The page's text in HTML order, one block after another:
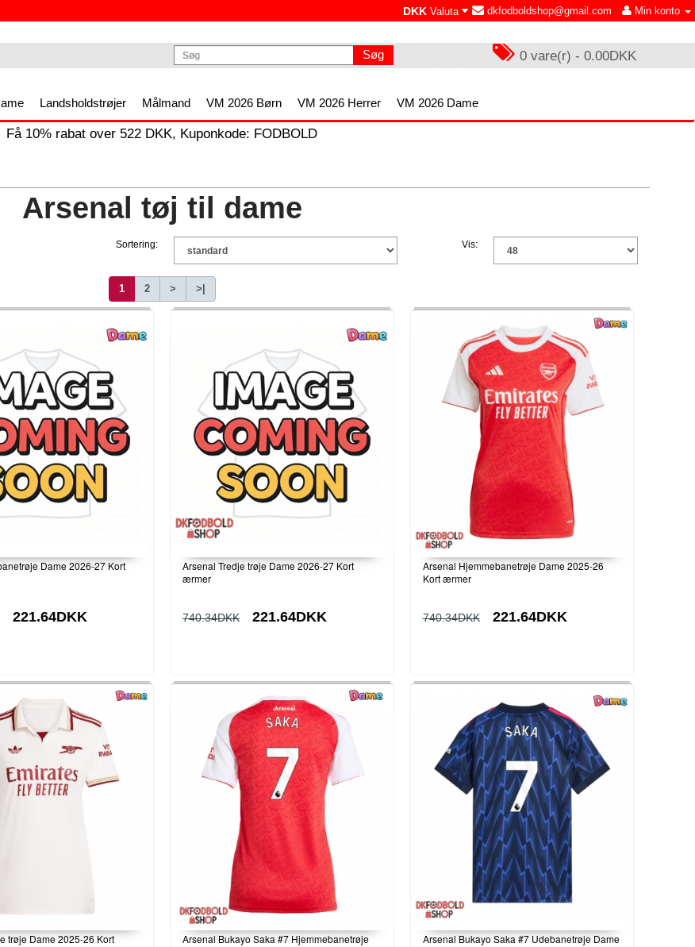
dkfodboldshop@gmail.com Min konto
DKK Valuta
Søg 0 vare(r) - 0.00DKK
Landsholdstrøjer Målmand VM 2026 Børn VM 2026 Herrer VM 2026 Dame
Få 10% rabat over 522 DKK, Kuponkode: FODBOLD
Arsenal tøj til dame
Sortering: Vis:
1 2 > >|
Dame 2026-27 Kort
221.64DKK
Arsenal Tredje trøje Dame 2026-27 Kort
ærmer
740.34DKK 221.64DKK
Arsenal Hjemmebanetrøje Dame 2025-26
Kort ærmer
740.34DKK 221.64DKK
trøje Dame 2025-26 Kort
Arsenal Bukayo Saka #7 Hjemmebanetrøje
Arsenal Bukayo Saka #7 Udebanetrøje Dame